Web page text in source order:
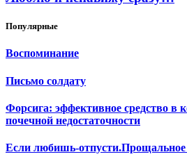
Популярные
Воспоминание
Письмо солдату
Форсига: эффективное средство в
почечной недостаточности
Если любишь-отпусти.Прощальное